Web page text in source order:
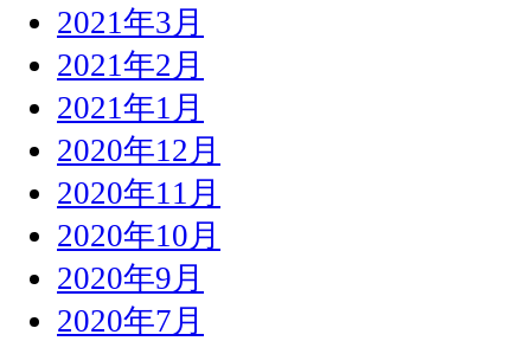
2021年3月
2021年2月
2021年1月
2020年12月
2020年11月
2020年10月
2020年9月
2020年7月